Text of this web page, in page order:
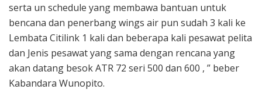
serta un schedule yang membawa bantuan untuk
bencana dan penerbang wings air pun sudah 3 kali ke
Lembata Citilink 1 kali dan beberapa kali pesawat pelita
dan Jenis pesawat yang sama dengan rencana yang
akan datang besok ATR 72 seri 500 dan 600 , ” beber
Kabandara Wunopito.